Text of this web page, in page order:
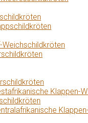
Klappen-